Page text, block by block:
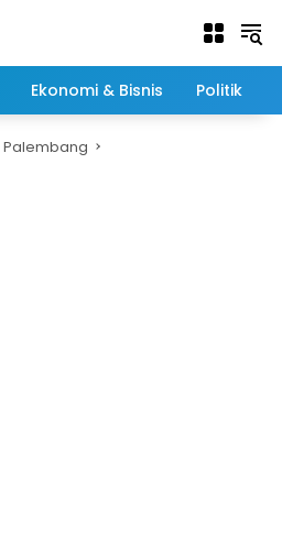
Ekonomi & Bisnis Politik
Palembang